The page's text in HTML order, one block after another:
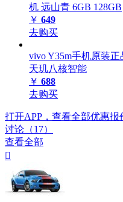
机 远山青 6GB 128GB
￥ 649
去购买
vivo Y35m手机原装正
天玑八核智能
￥ 688
去购买
打开APP，查看全部优惠报
讨论（17）
查看全部
